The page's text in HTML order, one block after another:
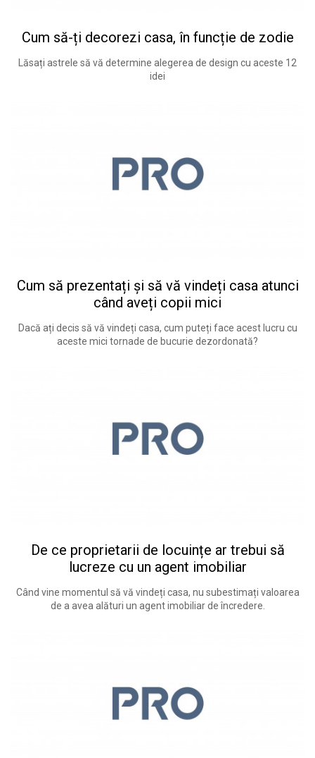
Cum să-ți decorezi casa, în funcție de zodie
Lăsați astrele să vă determine alegerea de design cu aceste 12
idei
Cum să prezentați și să vă vindeți casa atunci
când aveți copii mici
Dacă ați decis să vă vindeți casa, cum puteți face acest lucru cu
aceste mici tornade de bucurie dezordonată?
De ce proprietarii de locuințe ar trebui să
lucreze cu un agent imobiliar
Când vine momentul să vă vindeți casa, nu subestimați valoarea
de a avea alături un agent imobiliar de încredere.